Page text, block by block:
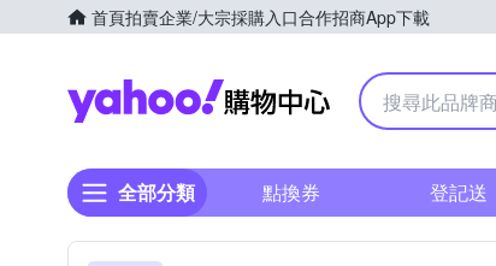
首頁拍賣企業/大宗採購入口合作招商App下載
Yahoo購物中心
全部分類 點換券 登記送